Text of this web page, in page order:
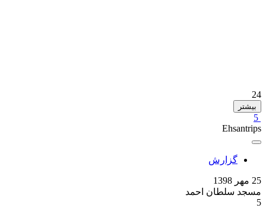
24
بیشتر
5
Ehsantrips
گزارش
25 مهر 1398
مسجد سلطان احمد
5